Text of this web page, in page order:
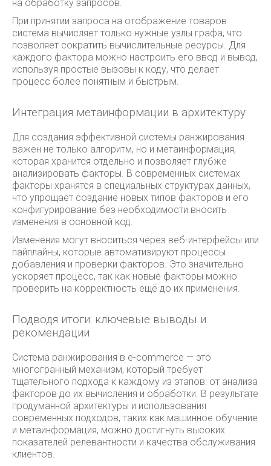
на обработку запросов.
При принятии запроса на отображение товаров
система вычисляет только нужные узлы графа, что
позволяет сократить вычислительные ресурсы. Для
каждого фактора можно настроить его ввод и вывод,
используя простые вызовы к коду, что делает
процесс более понятным и быстрым.
Интеграция метаинформации в архитектуру
Для создания эффективной системы ранжирования
важен не только алгоритм, но и метаинформация,
которая хранится отдельно и позволяет глубже
анализировать факторы. В современных системах
факторы хранятся в специальных структурах данных,
что упрощает создание новых типов факторов и его
конфигурирование без необходимости вносить
изменения в основной код.
Изменения могут вноситься через веб-интерфейсы или
пайплайны, которые автоматизируют процессы
добавления и проверки факторов. Это значительно
ускоряет процесс, так как новые факторы можно
проверить на корректность ещё до их применения.
Подводя итоги: ключевые выводы и
рекомендации
Система ранжирования в e-commerce — это
многогранный механизм, который требует
тщательного подхода к каждому из этапов: от анализа
факторов до их вычисления и обработки. В результате
продуманной архитектуры и использования
современных подходов, таких как машинное обучение
и метаинформация, можно достигнуть высоких
показателей релевантности и качества обслуживания
клиентов.